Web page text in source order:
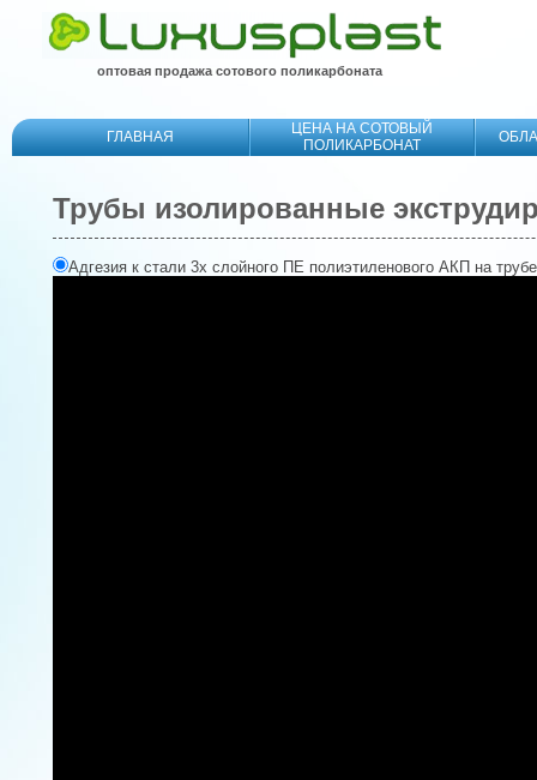
оптовая продажа сотового поликарбоната
ГЛАВНАЯ
ЦЕНА НА СОТОВЫЙ
ПОЛИКАРБОНАТ
Трубы изолированные
Адгезия к стали 3х слойного ПЕ полиэтиленового АКП на